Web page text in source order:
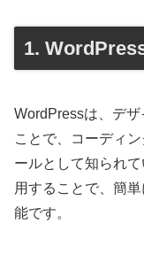
1.
WordPressは、デ
ことで、コーディ
ールとして知られ
用することで、簡
能です。